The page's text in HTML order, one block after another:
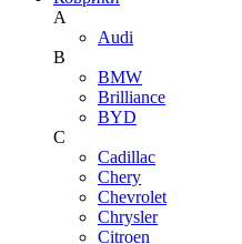
A
Audi
B
BMW
Brilliance
BYD
C
Cadillac
Chery
Chevrolet
Chrysler
Citroen